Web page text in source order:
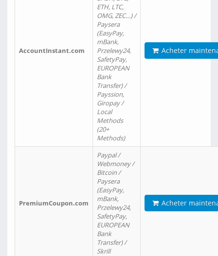
AccountInstant.com
ETH, LTC,
OMG, ZEC…) /
Paysera
(EasyPay,
mBank,
Przelewy24,
SafetyPay,
EUROPEAN
Bank
Transfer) /
Payssion,
Giropay /
Local
Methods
(20+
Methods)
Acheter
PremiumCoupon.com
Paypal /
Webmoney /
Bitcoin /
Paysera
(EasyPay,
mBank,
Przelewy24,
SafetyPay,
EUROPEAN
Bank
Transfer) /
Skrill
Acheter